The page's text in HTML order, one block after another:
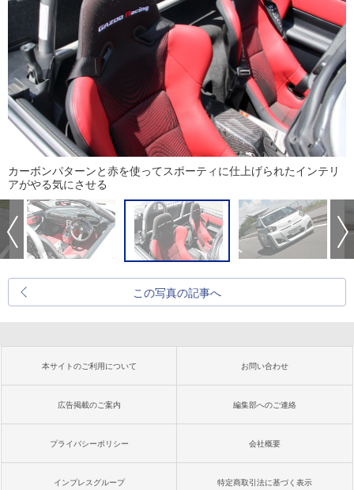
カーボンパターンと赤を使ってスポーティに仕上げられたインテリ
アがやる気にさせる
この写真の記事へ
本サイトのご利用について お問い合わせ
広告掲載のご案内 編集部へのご連絡
プライバシーポリシー 会社概要
インプレスグループ 特定商取引法に基づく表示